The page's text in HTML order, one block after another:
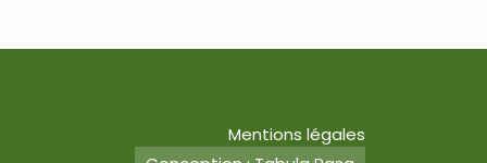
Mentions légales